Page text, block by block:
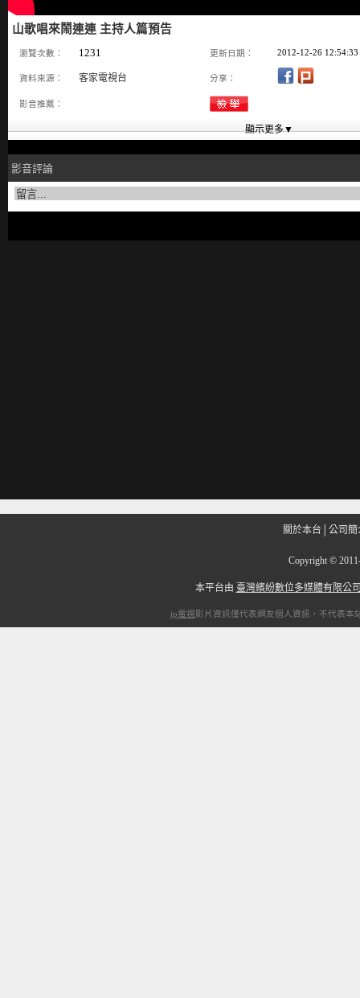
山歌唱來鬧連連 主持人篇預告
瀏覽次數： 1231 更新日期： 2012-12-26 12:54:33
資料來源： 客家電視台 分享：
影音推薦：
影音評論
關於本台 公司簡
Copyright ©
本平台由 臺灣繽紛數位多媒體有限公
ip電視影片資訊僅代表網友個人資訊，不代表本